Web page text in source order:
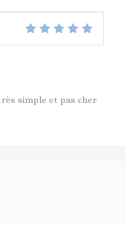
simple et pas cher